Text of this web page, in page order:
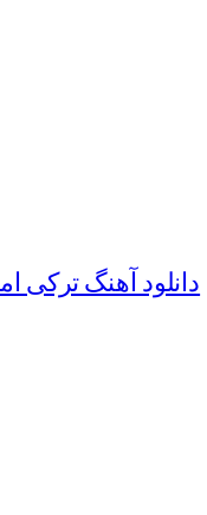
دانلود آهنگ ترکی